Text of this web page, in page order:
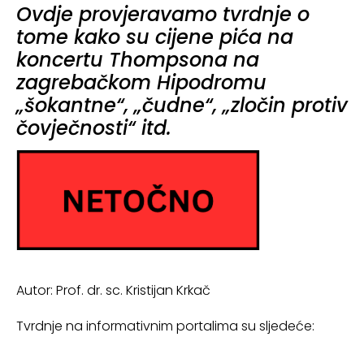
Ovdje provjeravamo tvrdnje o
tome kako su cijene pića na
koncertu Thompsona na
zagrebačkom Hipodromu
„šokantne“, „čudne“, „zločin protiv
čovječnosti“ itd.
Autor: Prof. dr. sc. Kristijan Krkač
Tvrdnje na informativnim portalima su sljedeće: